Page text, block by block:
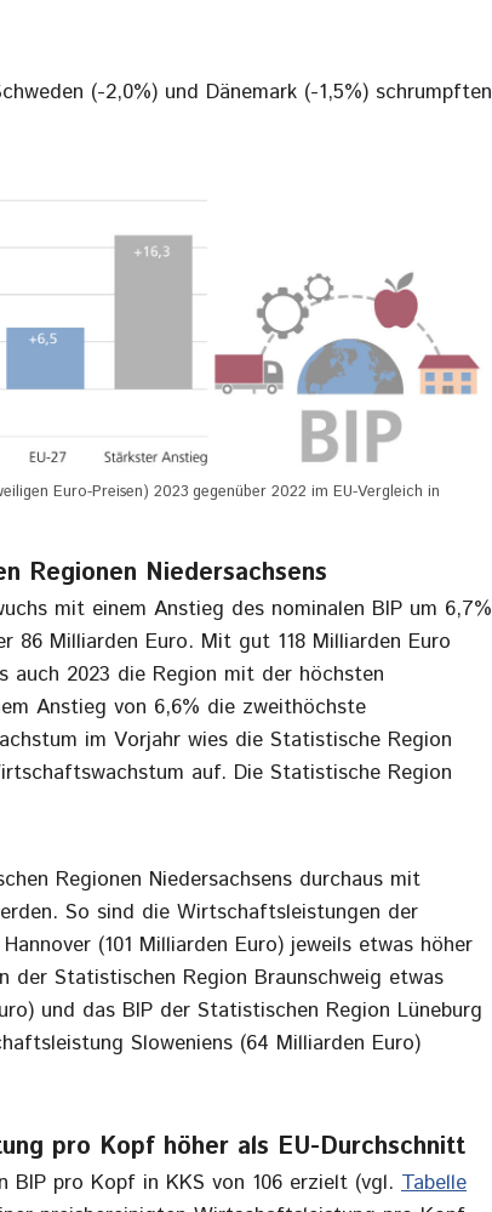
(-2,0%) und Dänemark (-1,5%) schrumpften
Euro-Preisen) 2023 gegenüber 2022 im EU-Vergleich in
Regionen Niedersachsens
mit einem Anstieg des nominalen BIP um 6,7%
86 Milliarden Euro. Mit gut 118 Milliarden Euro
auch 2023 die Region mit der höchsten
Anstieg von 6,6% die zweithöchste
im Vorjahr wies die Statistische Region
auf. Die Statistische Region
Regionen Niedersachsens durchaus mit
So sind die Wirtschaftsleistungen der
(101 Milliarden Euro) jeweils etwas höher
der Statistischen Region Braunschweig etwas
und das BIP der Statistischen Region Lüneburg
Sloweniens (64 Milliarden Euro)
pro Kopf höher als EU-Durchschnitt
BIP pro Kopf in KKS von 106 erzielt (vgl. Tabelle